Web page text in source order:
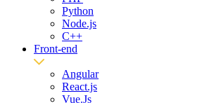
Python
Node.js
C++
Front-end
Angular
React.js
Vue.Js